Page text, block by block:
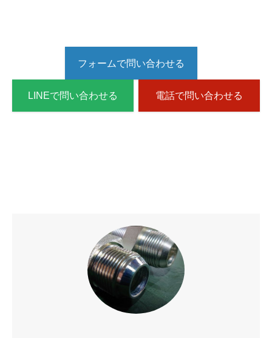
フォームで問い合わせる
LINEで問い合わせる 電話で問い合わせる